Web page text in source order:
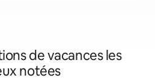
de vacances les
notées